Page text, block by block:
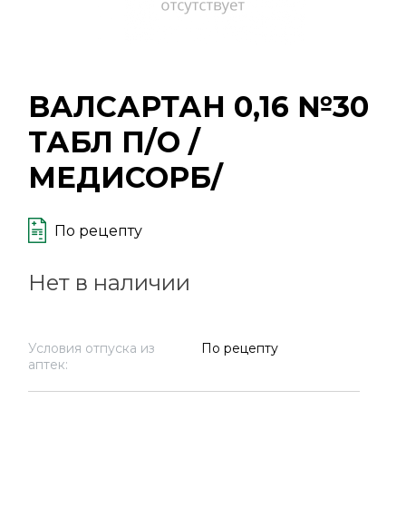
ВАЛСАРТАН 0,16 №30
ТАБЛ П/О /
МЕДИСОРБ/
По рецепту
Нет в наличии
Условия отпуска из
аптек:
По рецепту